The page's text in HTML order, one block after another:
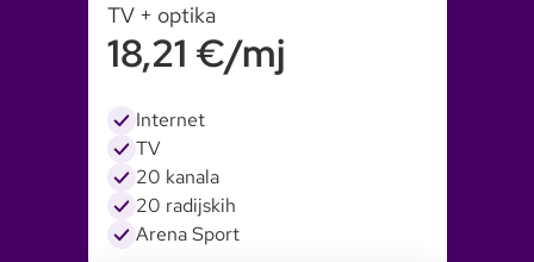
TV + optika
18,21 €/mj
Internet
TV
20 kanala
20 radijskih
Arena Sport